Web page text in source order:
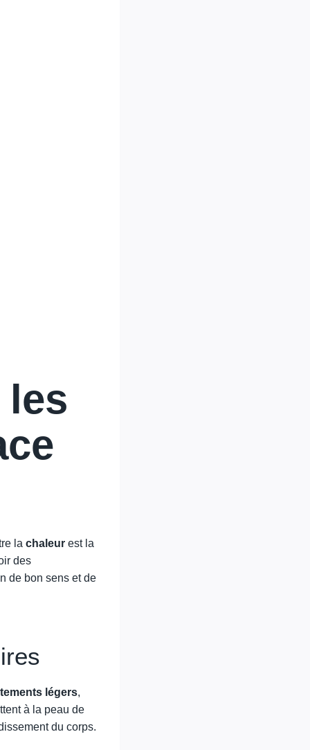
la chaleur est la
des
de bon sens et de
légers,
à la peau de
du corps.